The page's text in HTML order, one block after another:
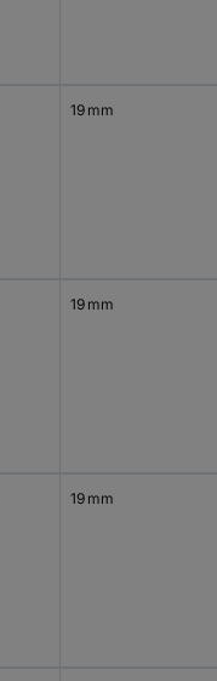
19 mm
19 mm
19 mm